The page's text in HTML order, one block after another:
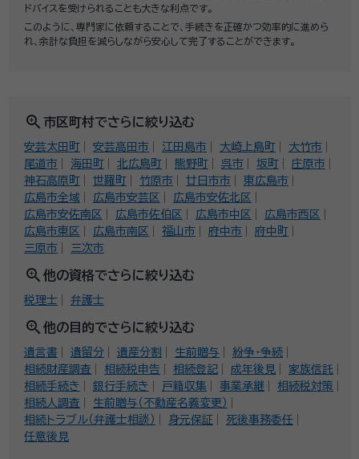
ドバイスを受けられることも大きな利点です。
このように、専門家に依頼することで、手続きを正確かつ効率的に進めら
れ、余計な負担を減らしながら安心して完了することができます。
zoom_in 市区町村でさらに絞り込む
安芸太田町 安芸高田市 江田島市 大崎上島町
大竹市
尾道市
海田町 北広島町 熊野町 呉市 坂町
庄原市
神石高原町
世羅町 竹原市 廿日市市
東広島市
広島市全域
広島市安芸区
広島市安佐北区
広島市安佐南区
広島市佐伯区 広島市中区
広島市西区
広島市東区
広島市南区 福山市 府中市
府中町
三原市
三次市
zoom_in 他の資格でさらに絞り込む
税理士 弁護士
zoom_in 他の目的でさらに絞り込む
遺言書 遺留分 遺産分割 生前贈与
紛争・争続
相続財産調査
相続税申告 相続登記 成年後見
家族信託
相続手続き
銀行手続き 戸籍収集 事業承継
相続税対策
相続人調査
生前贈与（不動産名義変更）
相続トラブル（弁護士相談）
身元保証
死後事務委任
任意後見